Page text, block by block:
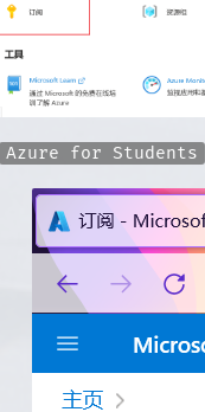
Azure for Students